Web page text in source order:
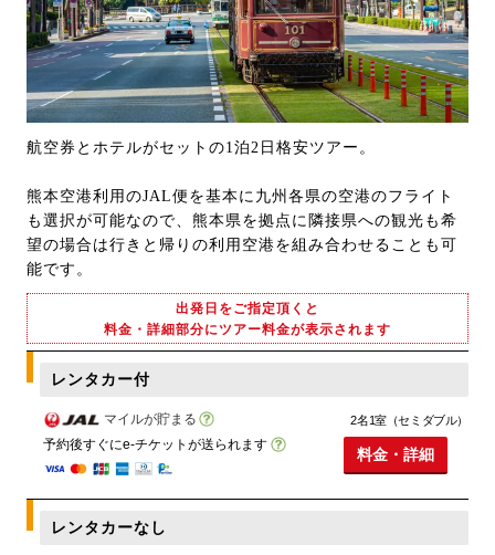
航空券とホテルがセットの1泊2日格安ツアー。
熊本空港利用のJAL便を基本に九州各県の空港のフライト
も選択が可能なので、熊本県を拠点に隣接県への観光も希
望の場合は行きと帰りの利用空港を組み合わせることも可
能です。
出発日をご指定頂くと
料金・詳細部分にツアー料金が表示されます
レンタカー付
マイルが貯まる
予約後すぐにe-チケットが送られます
2名1室（セミダブル）
料金・詳細
レンタカーなし